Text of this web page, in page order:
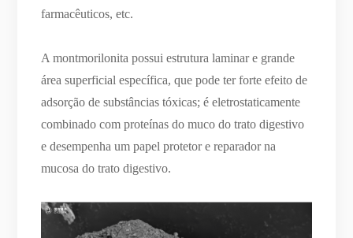
farmacêuticos, etc.
A montmorilonita possui estrutura laminar e grande
área superficial específica, que pode ter forte efeito de
adsorção de substâncias tóxicas; é eletrostaticamente
combinado com proteínas do muco do trato digestivo
e desempenha um papel protetor e reparador na
mucosa do trato digestivo.